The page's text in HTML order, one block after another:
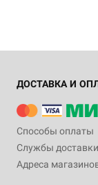
ДОСТАВКА И
Способы оплаты
Службы доставки
Адреса